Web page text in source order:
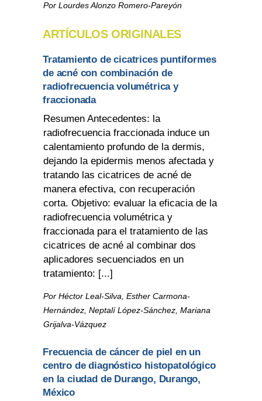
Por Lourdes Alonzo Romero-Pareyón
ARTÍCULOS ORIGINALES
Tratamiento de cicatrices puntiformes
de acné con combinación de
radiofrecuencia volumétrica y
fraccionada
Resumen Antecedentes: la
radiofrecuencia fraccionada induce un
calentamiento profundo de la dermis,
dejando la epidermis menos afectada y
tratando las cicatrices de acné de
manera efectiva, con recuperación
corta. Objetivo: evaluar la eficacia de la
radiofrecuencia volumétrica y
fraccionada para el tratamiento de las
cicatrices de acné al combinar dos
aplicadores secuenciados en un
tratamiento: [...]
Por Héctor Leal-Silva, Esther Carmona-
Hernández, Neptalí López-Sánchez, Mariana
Grijalva-Vázquez
Frecuencia de cáncer de piel en un
centro de diagnóstico histopatológico
en la ciudad de Durango, Durango,
México